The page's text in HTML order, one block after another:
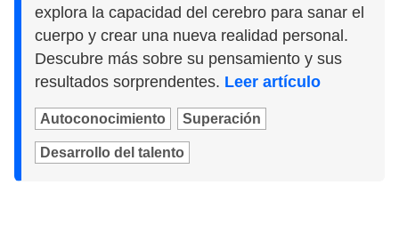
explora la capacidad del cerebro para sanar el
cuerpo y crear una nueva realidad personal.
Descubre más sobre su pensamiento y sus
resultados sorprendentes. Leer artículo
Autoconocimiento Superación
Desarrollo del talento